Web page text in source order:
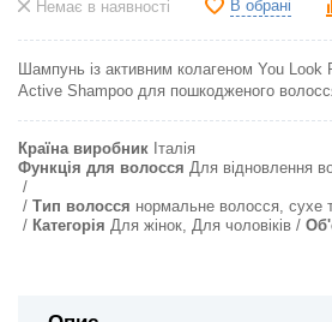
Немає в наявності В обрані
Шампунь із активним колагеном You Look
Active Shampoo для пошкодженого
Країна виробник Італія
Функція для волосся Для відновлення
Тип волосся нормальне волосся, сухе
Категорія Для жінок, Для чоловіків